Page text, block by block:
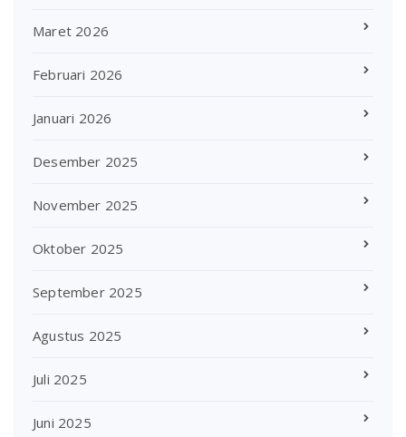
Maret 2026
Februari 2026
Januari 2026
Desember 2025
November 2025
Oktober 2025
September 2025
Agustus 2025
Juli 2025
Juni 2025